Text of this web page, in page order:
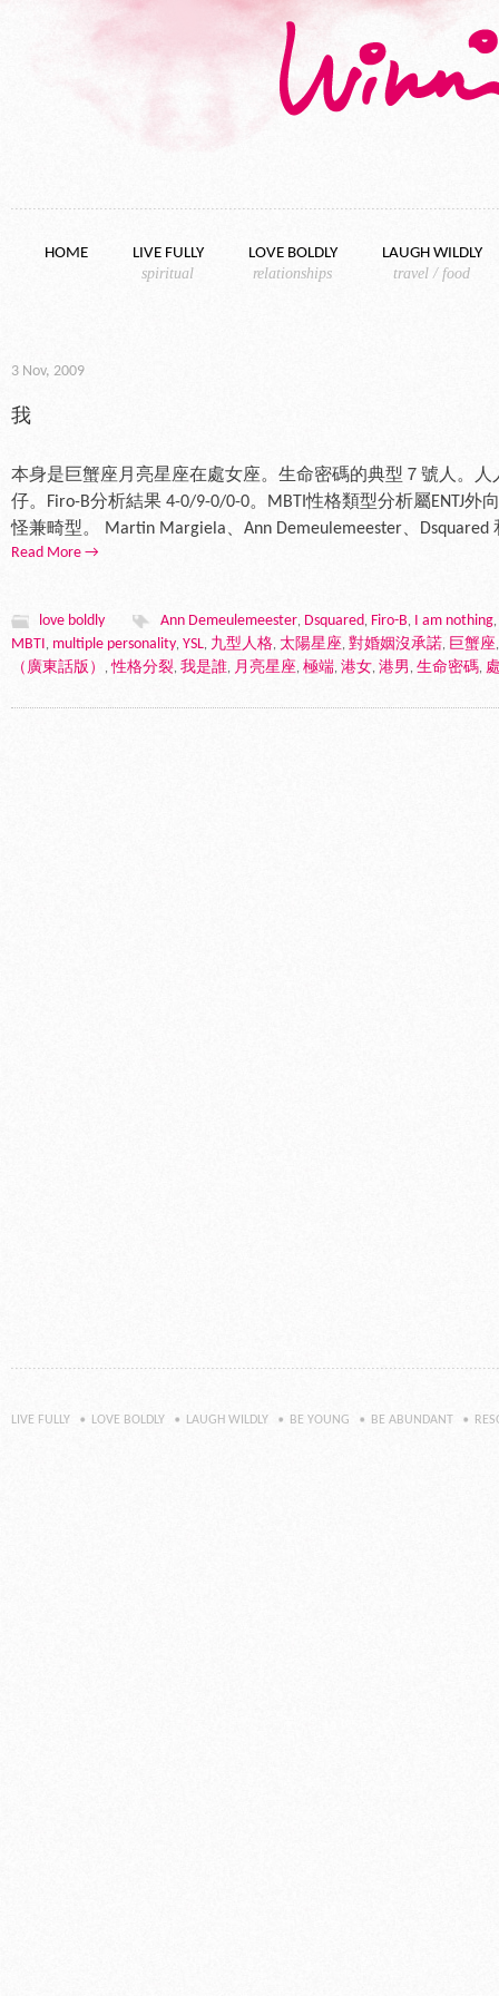
HOME
LIVE FULLY
spiritual
LOVE BOLDLY
relationships
LAUGH WILDLY
travel / food
3 Nov, 2009
我
本身是巨蟹座月亮星座在處女座。生命密碼的典型７號人。
仔。Firo-B分析結果 4-0/9-0/0-0。MBTI性格類型分析屬ENTJ外
怪兼畸型。 Martin Margiela、Ann Demeulemeester、Dsquared
Read More →
love boldly Ann Demeulemeester, Dsquared, Firo-B, I am nothing,
MBTI, multiple personality, YSL, 九型人格, 太陽星座, 對婚姻沒承諾, 巨蟹座
（廣東話版） ,性格分裂, 我是誰, 月亮星座, 極端, 港女, 港男 , 生命密碼,
LIVE FULLY LOVE BOLDLY LAUGH WILDLY BE YOUNG BE ABUNDANT